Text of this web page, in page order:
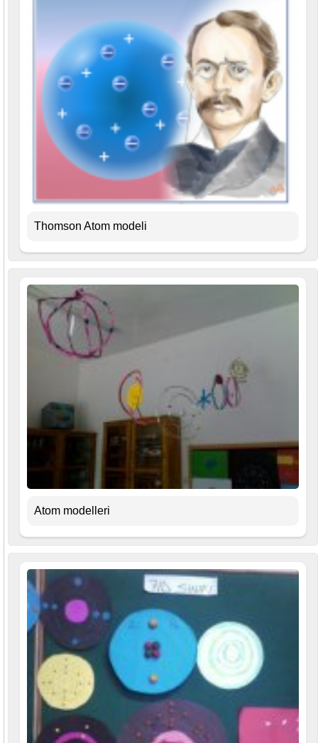
Thomson Atom modeli
Atom modelleri